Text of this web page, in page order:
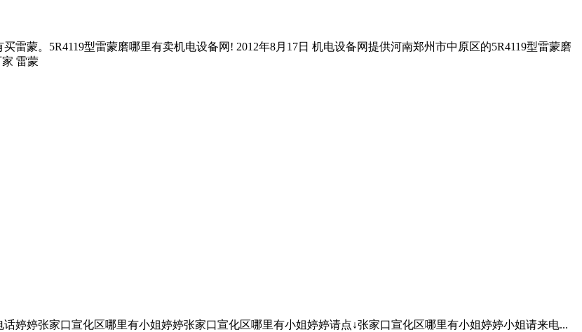
雷蒙。5R4119型雷蒙磨哪里有卖机电设备网! 2012年8月17日 机电设备网提供河南郑州市中原区的5R4119型雷蒙磨
雷蒙
婷婷张家口宣化区哪里有小姐婷婷张家口宣化区哪里有小姐婷婷请点↓张家口宣化区哪里有小姐婷婷小姐请来电...